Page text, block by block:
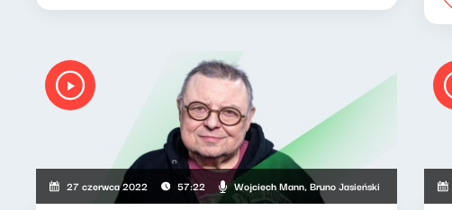
27 czerwca 2022 57:22 Wojciech Mann, Bruno Jasieński